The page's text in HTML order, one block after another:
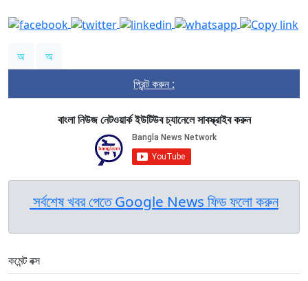
অ
অ
প্রিন্ট করুন :
বাংলা নিউজ নেটওয়ার্ক ইউটিউব চ্যানেলে সাবস্ক্রাইব করুন
সর্বশেষ খবর পেতে Google News ফিড ফলো করুন
কমেন্ট বক্স